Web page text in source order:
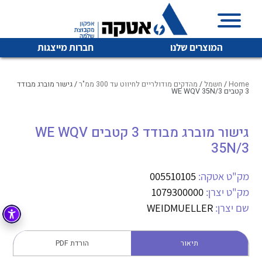
המוצרים שלנו חברות מייצגות
איכות | שרות | זמינות
אטקה בע”מ היא החברה הגדולה והמובילה בישראל בשיווק
מיתוג, בקרה , ואינסטלציה חשמלית ופעילה ב7 תחומים:
חשמל מיתוג ואינסטלציה חשמלית
קופסאות וארונות לחשמל, בקרה ואלקטרוניקה
לכל מוצרי היצרן לכל מוצרי היצרן
לכל מוצרי היצרן לכל מוצרי היצרן
Home
/ חשמל / מהדקים מודולריים לחיווט עד 300 ממ"ר / גישור מוברג מבודד
3 קטבים WE WQV 35N/3
גישור מוברג מבודד 3 קטבים WE WQV
35N/3
מק"ט אטקה: 005510105
מק"ט יצרן: 1079300000
שם יצרן: WEIDMUELLER
תיאור הורדת PDF